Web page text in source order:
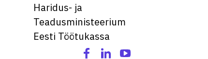
Haridus- ja
Teadusministeerium
Eesti Töötukassa